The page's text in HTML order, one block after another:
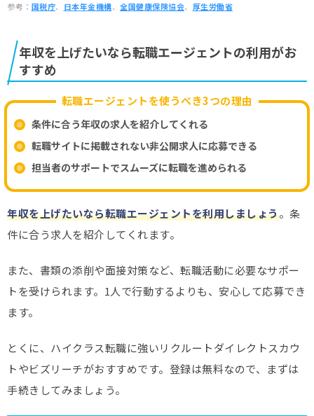
参考： 国税庁、 日本年金機構、 全国健康保険協会、 厚生労働省
年収を上げたいなら転職エージェントの利用がお
すすめ
転職エージェントを使うべき3つの理由
条件に合う年収の求人を紹介してくれる
転職サイトに掲載されない非公開求人に応募できる
担当者のサポートでスムーズに転職を進められる
年収を上げたいなら転職エージェントを利用しましょう。条
件に合う求人を紹介してくれます。
また、書類の添削や面接対策など、転職活動に必要なサポー
トを受けられます。1人で行動するよりも、安心して応募でき
ます。
とくに、ハイクラス転職に強いリクルートダイレクトスカウ
トやビズリーチがおすすめです。登録は無料なので、まずは
手続きしてみましょう。